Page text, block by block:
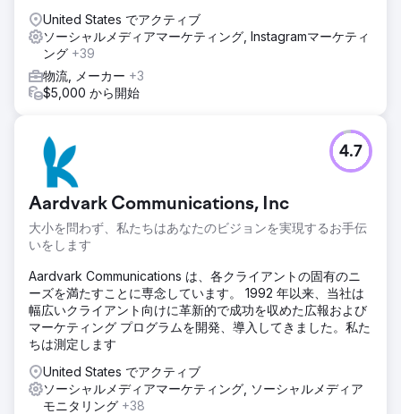
エージェンシーページに移動
United States でアクティブ
ソーシャルメディアマーケティング, Instagramマーケティ
ング +39
物流, メーカー +3
$5,000 から開始
Aardvark Communications, Inc
大小を問わず、私たちはあなたのビジョンを実現するお手伝
いをします
4.7
Aardvark Communications は、各クライアントの固有のニ
ーズを満たすことに専念しています。 1992 年以来、当社は
幅広いクライアント向けに革新的で成功を収めた広報および
マーケティング プログラムを開発、導入してきました。私た
ちは測定します
United States でアクティブ
ソーシャルメディアマーケティング, ソーシャルメディア
モニタリング +38